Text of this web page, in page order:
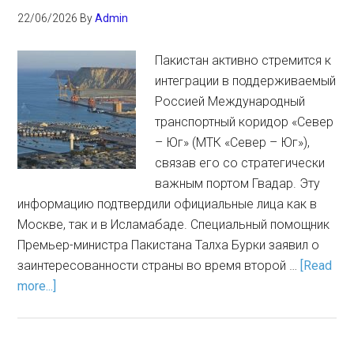
22/06/2026 ByAdmin
Пакистан активно стремится к
интеграции в поддерживаемый
Россией Международный
транспортный коридор «Север
– Юг» (МТК «Север – Юг»),
связав его со стратегически
важным портом Гвадар. Эту
информацию подтвердили официальные лица как в
Москве, так и в Исламабаде. Специальный помощник
Премьер-министра Пакистана Талха Бурки заявил о
заинтересованности страны во время второй … [Read
more...]